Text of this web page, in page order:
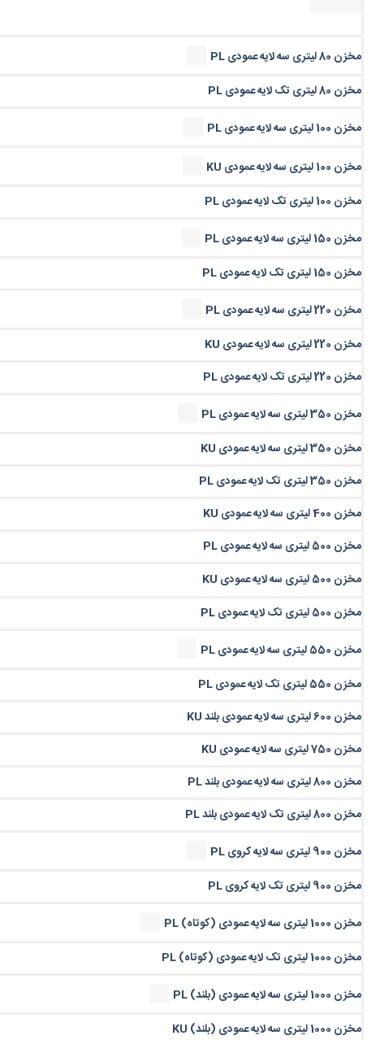
مخزن 80 لیتری سه لایه عمودی PL
مخزن 80 لیتری تک لایه عمودی PL
مخزن 100 لیتری سه لایه عمودی PL
مخزن 100 لیتری سه لایه عمودی KU
مخزن 100 لیتری تک لایه عمودی PL
مخزن 150 لیتری سه لایه عمودی PL
مخزن 150 لیتری تک لایه عمودی PL
مخزن 220 لیتری سه لایه عمودی PL
مخزن 220 لیتری سه لایه عمودی KU
مخزن 220 لیتری تک لایه عمودی PL
مخزن 350 لیتری سه لایه عمودی PL
مخزن 350 لیتری سه لایه عمودی KU
مخزن 350 لیتری تک لایه عمودی PL
مخزن 400 لیتری سه لایه عمودی KU
مخزن 500 لیتری سه لایه عمودی PL
مخزن 500 لیتری سه لایه عمودی KU
مخزن 500 لیتری تک لایه عمودی PL
مخزن 550 لیتری سه لایه عمودی PL
مخزن 550 لیتری تک لایه عمودی PL
مخزن 600 لیتری سه لایه عمودی بلند KU
مخزن 750 لیتری سه لایه عمودی KU
مخزن 800 لیتری سه لایه عمودی بلند PL
مخزن 800 لیتری تک لایه عمودی بلند PL
مخزن 900 لیتری سه لایه کروی PL
مخزن 900 لیتری تک لایه کروی PL
مخزن 1000 لیتری سه لایه عمودی (کوتاه) PL
مخزن 1000 لیتری تک لایه عمودی (کوتاه) PL
مخزن 1000 لیتری سه لایه عمودی (بلند) PL
مخزن 1000 لیتری سه لایه عمودی (بلند) KU